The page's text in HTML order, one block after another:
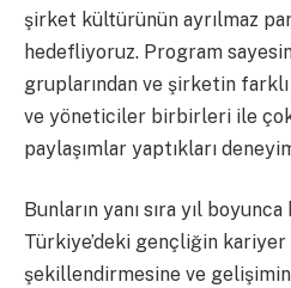
şirket kültürünün ayrılmaz
hedefliyoruz. Program
gruplarından ve şirketin
ve yöneticiler birbirleri ile çok
paylaşımlar yaptıkları
Bunların yanı sıra yıl
Türkiye’deki gençliğin
şekillendirmesine ve